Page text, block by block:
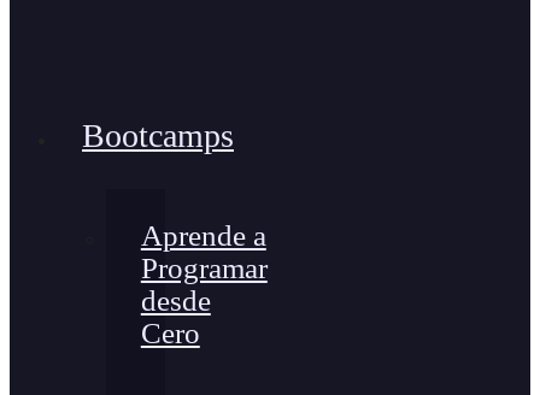
Bootcamps
Aprende a
Programar
desde
Cero